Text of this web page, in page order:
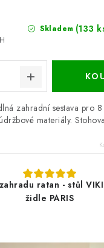
Skladem (133
zahradní sestava pro
materiály.
ratan - stůl
židle PARIS